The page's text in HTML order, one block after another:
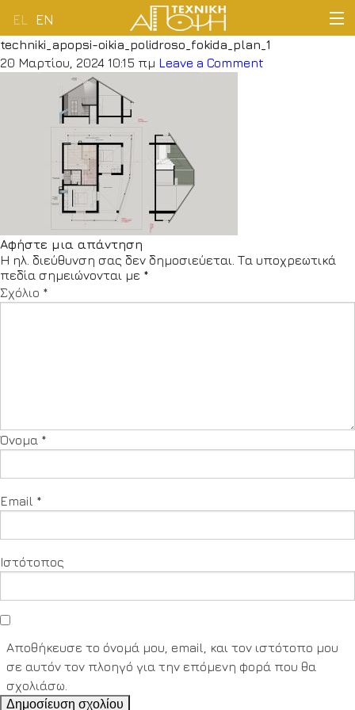
EL EN
ΑΡΧΙΚΗ
ΔΡΑΣΤΗΡΙΟΤΗΤΕΣ
ΠΕΛΑΤΟΛΟΓΙΟ
ΝΕΑ
ΕΠΙΚΟΙΝΩΝΙΑ
techniki_apopsi-oikia_polidroso_fokida_plan_1
20 Μαρτίου, 2024 10:15 πμ Leave a Comment
Αφήστε μια απάντηση
Η ηλ. διεύθυνση σας δεν δημοσιεύεται. Τα υποχρεωτικά
πεδία σημειώνονται με *
Σχόλιο *
Όνομα *
Email *
Ιστότοπος
Αποθήκευσε το όνομά μου, email, και τον ιστότοπο μου
σε αυτόν τον πλοηγό για την επόμενη φορά που θα
σχολιάσω.